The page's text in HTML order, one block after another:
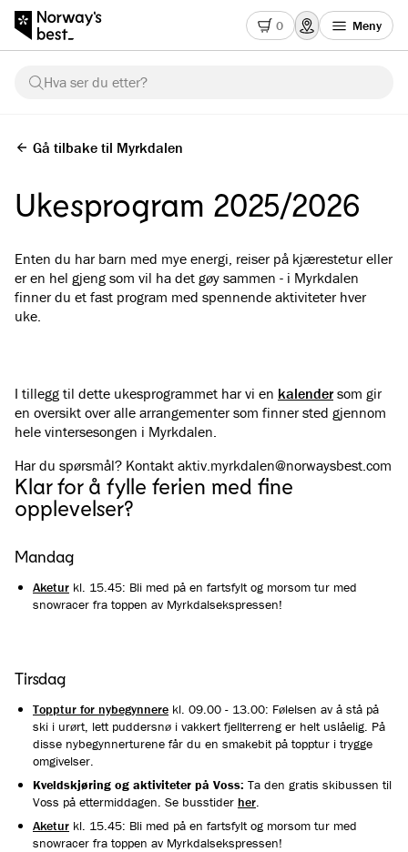
0 Meny
Hva ser du etter?
Gå tilbake til Myrkdalen
Ukesprogram 2025/2026
Enten du har barn med mye energi, reiser på kjærestetur eller
er en hel gjeng som vil ha det gøy sammen - i Myrkdalen
finner du et fast program med spennende aktiviteter hver
uke.
I tillegg til dette ukesprogrammet har vi en kalendersom gir
en oversikt over alle arrangementer som finner sted gjennom
hele vintersesongen i Myrkdalen.
Har du spørsmål? Kontakt aktiv.myrkdalen@­norwaysbest.com
Klar for å fylle ferien med fine
opplevelser?
Mandag
Aketur kl. 15.45: Bli med på en fartsfylt og morsom tur med
snowracer fra toppen av Myrkdalsekspressen!
Tirsdag
Topptur for nybegynnere kl. 09.00 - 13.00: Følelsen av å stå på
ski i urørt, lett puddersnø i vakkert fjellterreng er helt uslåelig. På
disse nybegynnerturene får du en smakebit på topptur i trygge
omgivelser.
Kveldskjøring og aktiviteter på Voss: Ta den gratis skibussen til
Voss på ettermiddagen. Se busstider her.
Aketur kl. 15.45: Bli med på en fartsfylt og morsom tur med
snowracer fra toppen av Myrkdalsekspressen!